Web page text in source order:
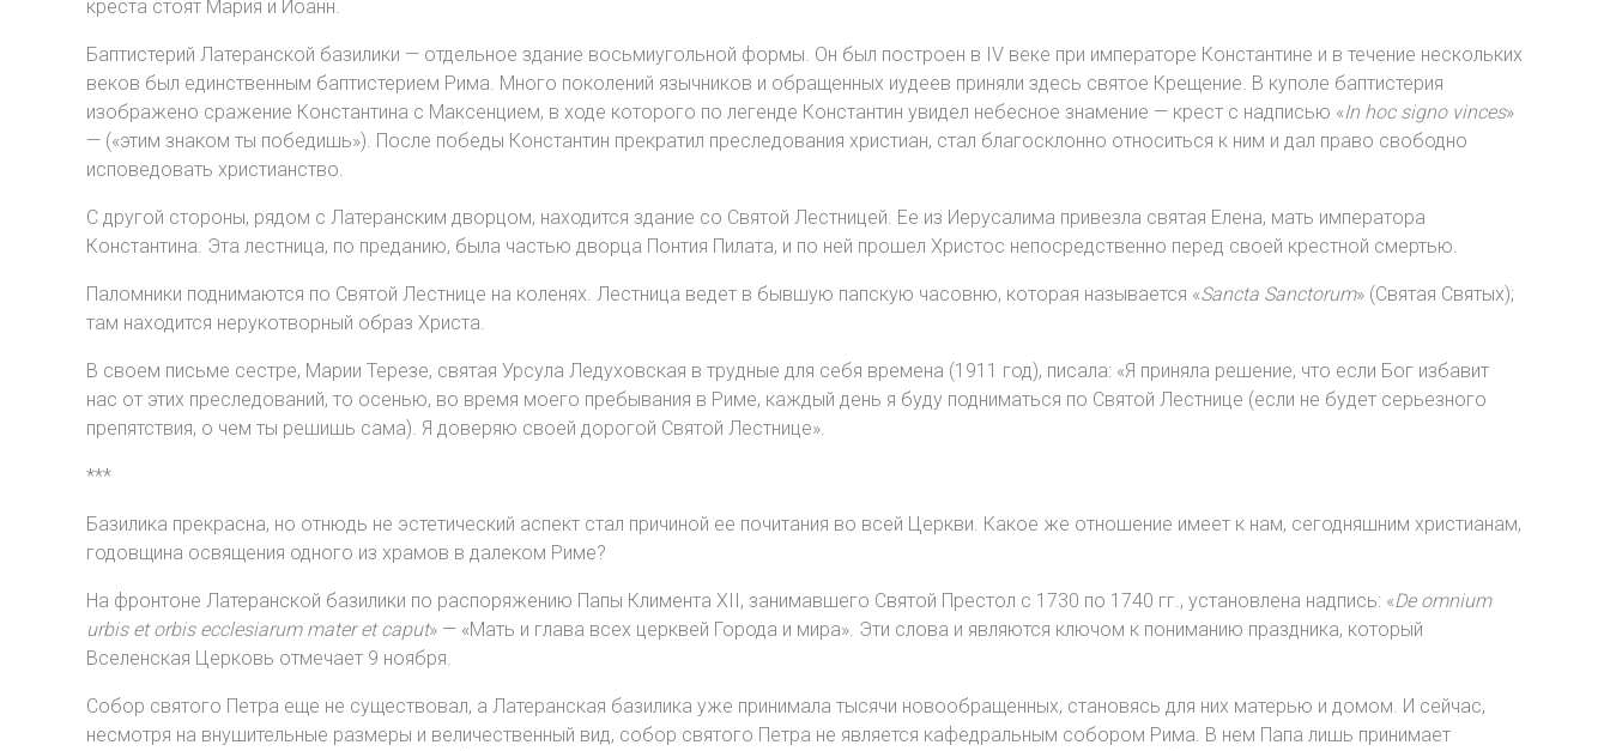
креста стоят Мария и Иоанн.
Баптистерий Латеранской базилики — отдельное здание восьмиугольной формы. Он был построен в IV веке при императоре Константине и в течение нескольких
веков был единственным баптистерием Рима. Много поколений язычников и обращенных иудеев приняли здесь святое Крещение. В куполе баптистерия
изображено сражение Константина с Максенцием, в ходе которого по легенде Константин увидел небесное знамение — крест с надписью «In hoc signo vinces»
— («этим знаком ты победишь»). После победы Константин прекратил преследования христиан, стал благосклонно относиться к ним и дал право свободно
исповедовать христианство.
С другой стороны, рядом с Латеранским дворцом, находится здание со Святой Лестницей. Ее из Иерусалима привезла святая Елена, мать императора
Константина. Эта лестница, по преданию, была частью дворца Понтия Пилата, и по ней прошел Христос непосредственно перед своей крестной смертью.
Паломники поднимаются по Святой Лестнице на коленях. Лестница ведет в бывшую папскую часовню, которая называется «Sancta Sanctorum» (Святая Святых);
там находится нерукотворный образ Христа.
В своем письме сестре, Марии Терезе, святая Урсула Ледуховская в трудные для себя времена (1911 год), писала: «Я приняла решение, что если Бог избавит
нас от этих преследований, то осенью, во время моего пребывания в Риме, каждый день я буду подниматься по Святой Лестнице (если не будет серьезного
препятствия, о чем ты решишь сама). Я доверяю своей дорогой Святой Лестнице».
***
Базилика прекрасна, но отнюдь не эстетический аспект стал причиной ее почитания во всей Церкви. Какое же отношение имеет к нам, сегодняшним христианам,
годовщина освящения одного из храмов в далеком Риме?
На фронтоне Латеранской базилики по распоряжению Папы Климента XII, занимавшего Святой Престол с 1730 по 1740 гг., установлена надпись: «De omnium
urbis et orbis ecclesiarum mater et caput» — «Мать и глава всех церквей Города и мира». Эти слова и являются ключом к пониманию праздника, который
Вселенская Церковь отмечает 9 ноября.
Собор святого Петра еще не существовал, а Латеранская базилика уже принимала тысячи новообращенных, становясь для них матерью и домом. И сейчас,
несмотря на внушительные размеры и величественный вид, собор святого Петра не является кафедральным собором Рима. В нем Папа лишь принимает